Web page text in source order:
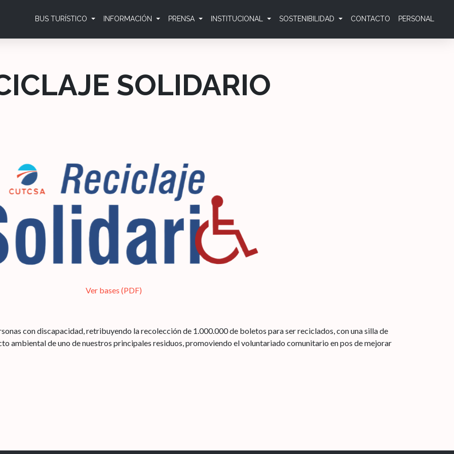
BUS TURÍSTICO INFORMACIÓN PRENSA INSTITUCIONAL SOSTENIBILIDAD CONTACTO PERSONAL
SOLIDARIO
Ver bases (PDF)
con discapacidad, retribuyendo la recolección de 1.000.000 de boletos para ser reciclados, con una silla de
ambiental de uno de nuestros principales residuos, promoviendo el voluntariado comunitario en pos de mejorar